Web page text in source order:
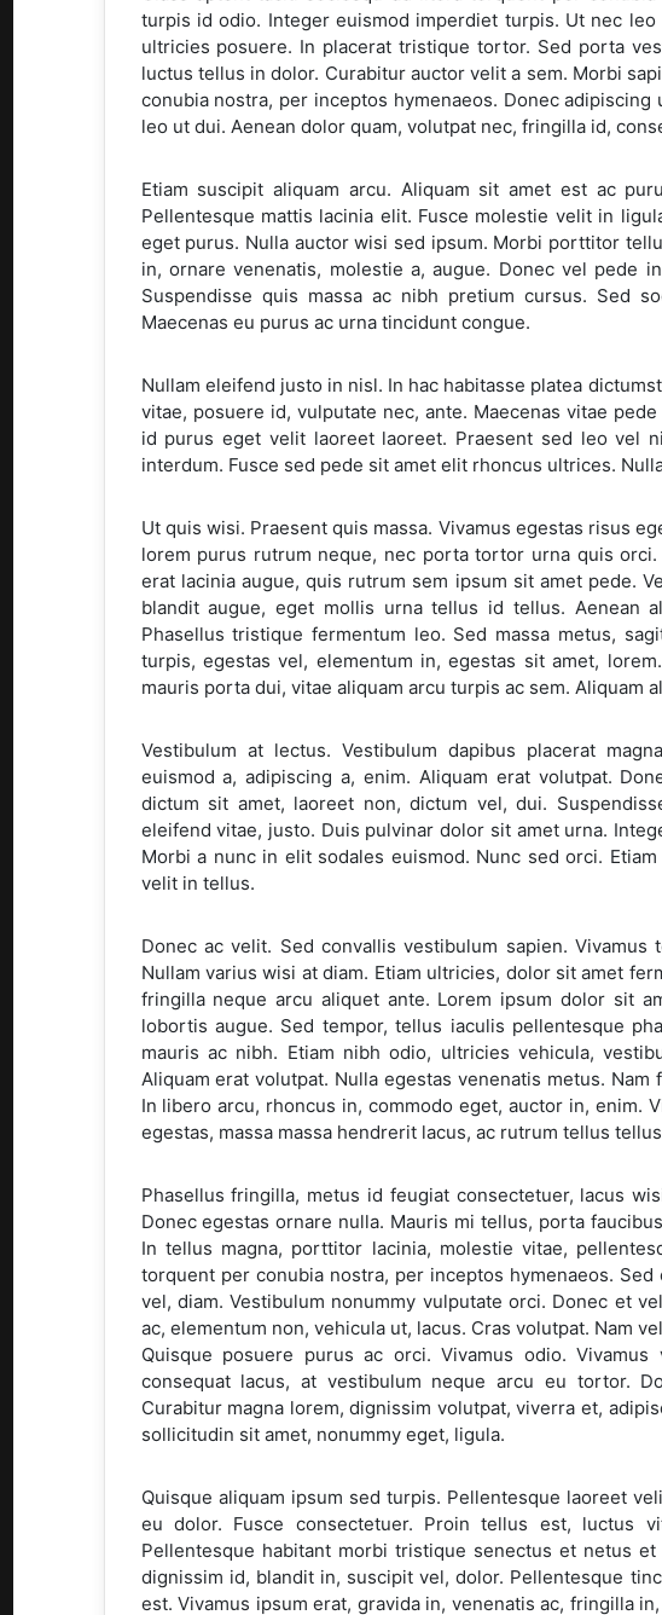
turpis id odio. Integer euismod imperdiet turpis. Ut nec
ultricies posuere. In placerat tristique tortor. Sed porta
luctus tellus in dolor. Curabitur auctor velit a sem. Morbi
conubia nostra, per inceptos hymenaeos. Donec
leo ut dui. Aenean dolor quam, volutpat nec, fringilla id,
Etiam suscipit aliquam arcu. Aliquam sit amet est ac
Pellentesque mattis lacinia elit. Fusce molestie velit in
eget purus. Nulla auctor wisi sed ipsum. Morbi porttitor
in, ornare venenatis, molestie a, augue. Donec vel pede
Suspendisse quis massa ac nibh pretium cursus. Sed
Maecenas eu purus ac urna tincidunt congue.
Nullam eleifend justo in nisl. In hac habitasse platea
vitae, posuere id, vulputate nec, ante. Maecenas vitae
id purus eget velit laoreet laoreet. Praesent sed leo vel
interdum. Fusce sed pede sit amet elit rhoncus ultrices.
Ut quis wisi. Praesent quis massa. Vivamus egestas risus
lorem purus rutrum neque, nec porta tortor urna quis
erat lacinia augue, quis rutrum sem ipsum sit amet pede.
blandit augue, eget mollis urna tellus id tellus. Aenean
Phasellus tristique fermentum leo. Sed massa metus,
turpis, egestas vel, elementum in, egestas sit amet,
mauris porta dui, vitae aliquam arcu turpis ac sem. Aliquam
Vestibulum at lectus. Vestibulum dapibus placerat
euismod a, adipiscing a, enim. Aliquam erat volutpat.
dictum sit amet, laoreet non, dictum vel, dui.
eleifend vitae, justo. Duis pulvinar dolor sit amet urna.
Morbi a nunc in elit sodales euismod. Nunc sed orci.
velit in tellus.
Donec ac velit. Sed convallis vestibulum sapien.
Nullam varius wisi at diam. Etiam ultricies, dolor sit amet
fringilla neque arcu aliquet ante. Lorem ipsum dolor sit
lobortis augue. Sed tempor, tellus iaculis pellentesque
mauris ac nibh. Etiam nibh odio, ultricies vehicula,
Aliquam erat volutpat. Nulla egestas venenatis metus.
In libero arcu, rhoncus in, commodo eget, auctor in, enim.
egestas, massa massa hendrerit lacus, ac rutrum tellus
Phasellus fringilla, metus id feugiat consectetuer, lacus
Donec egestas ornare nulla. Mauris mi tellus, porta
In tellus magna, porttitor lacinia, molestie vitae,
torquent per conubia nostra, per inceptos hymenaeos.
vel, diam. Vestibulum nonummy vulputate orci. Donec et
ac, elementum non, vehicula ut, lacus. Cras volutpat. Nam
Quisque posuere purus ac orci. Vivamus odio.
consequat lacus, at vestibulum neque arcu eu tortor.
Curabitur magna lorem, dignissim volutpat, viverra et,
sollicitudin sit amet, nonummy eget, ligula.
Quisque aliquam ipsum sed turpis. Pellentesque laoreet
eu dolor. Fusce consectetuer. Proin tellus est, luctus
Pellentesque habitant morbi tristique senectus et netus
dignissim id, blandit in, suscipit vel, dolor. Pellentesque
est. Vivamus ipsum erat, gravida in, venenatis ac, fringilla